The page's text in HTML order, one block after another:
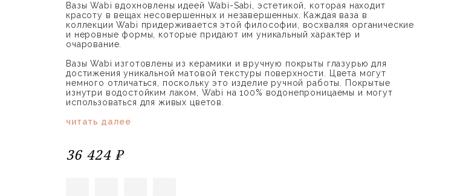
Вазы Wabi вдохновлены идеей Wabi-Sabi, эстетикой, которая находит
красоту в вещах несовершенных и незавершенных. Каждая ваза в
коллекции Wabi придерживается этой философии, восхваляя органические
и неровные формы, которые придают им уникальный характер и
очарование.
Вазы Wabi изготовлены из керамики и вручную покрыты глазурью для
достижения уникальной матовой текстуры поверхности. Цвета могут
немного отличаться, поскольку это изделие ручной работы. Покрытые
изнутри водостойким лаком, Wabi на 100% водонепроницаемы и могут
использоваться для живых цветов.
читать далее
36 424 ₽